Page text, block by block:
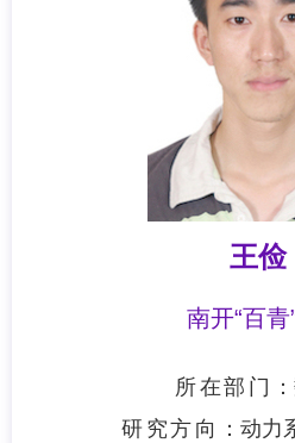
王俭
南开“百青
所在部门：
研究方向： 动力